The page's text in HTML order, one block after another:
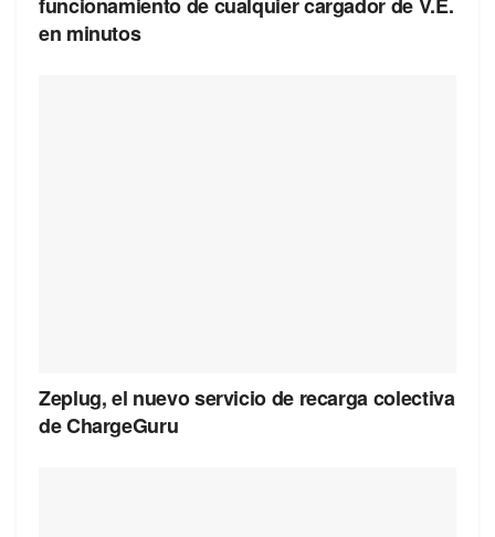
en minutos
Zeplug, el nuevo servicio de recarga colectiva
de ChargeGuru